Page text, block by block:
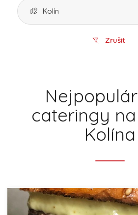
Kolín
Zrušit
cateringy
Kolína